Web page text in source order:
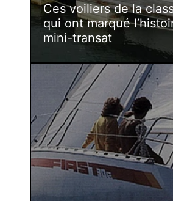
Ces voiliers de la
qui ont marqué
mini-transat